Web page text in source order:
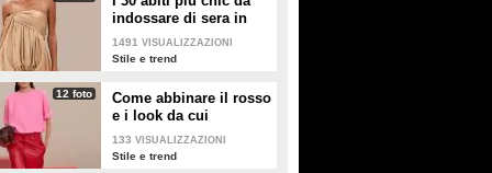
indossare di sera in
estate
1491 VISUALIZZAZIONI
Stile e trend
12 foto
Come abbinare il rosso
e i look da cui
prendere ispirazione
133 VISUALIZZAZIONI
Stile e trend
belle e affiatate da sembrare
sorelle.
alle sfilate.